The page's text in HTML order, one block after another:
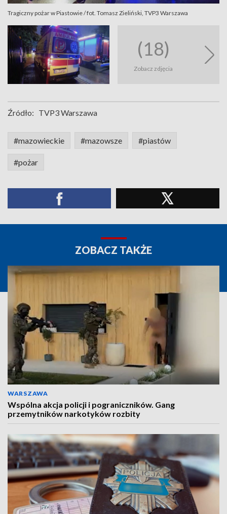
Tragiczny pożar w Piastowie / fot. Tomasz Zieliński, TVP3 Warszawa
(18)
Zobacz zdjęcia
Źródło: TVP3 Warszawa
#mazowieckie #mazowsze #piastów
#pożar
ZOBACZ TAKŻE
WARSZAWA
Wspólna akcja policji i pograniczników. Gang
przemytników narkotyków rozbity